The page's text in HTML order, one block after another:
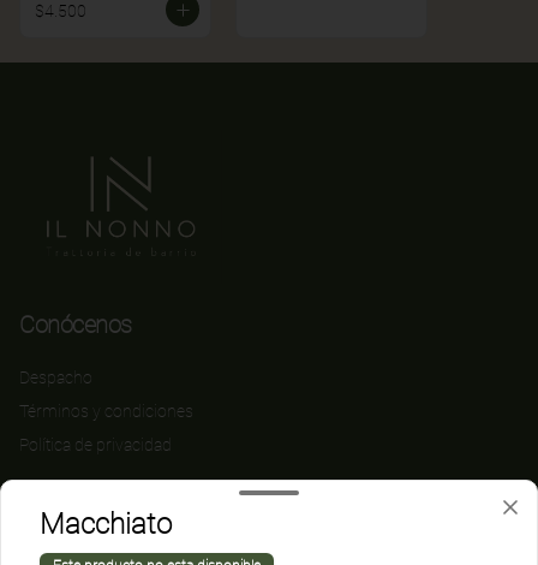
$4.500
Conócenos
Despacho
Términos y condiciones
Política de privacidad
Instagram
Macchiato